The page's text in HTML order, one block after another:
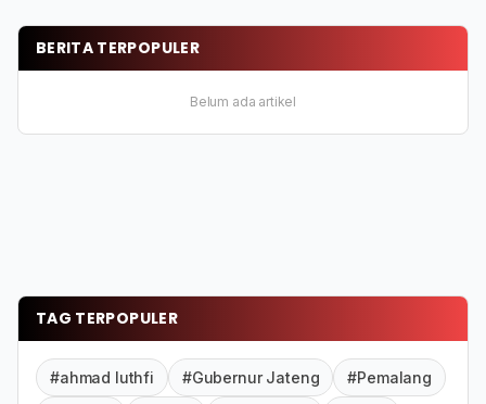
BERITA TERPOPULER
Belum ada artikel
TAG TERPOPULER
#ahmad luthfi #Gubernur Jateng #Pemalang